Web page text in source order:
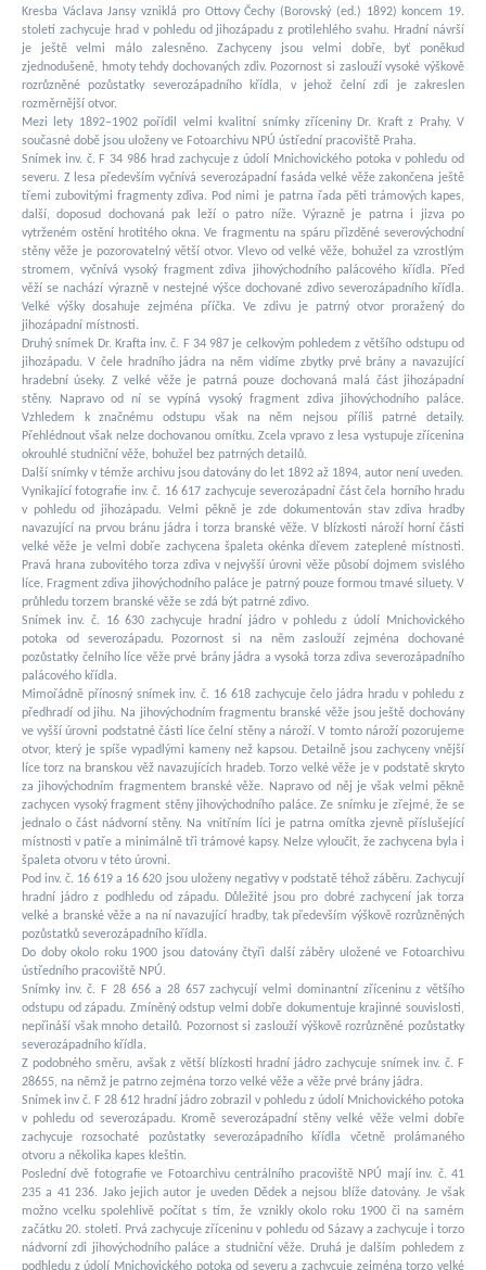
Kresba Václava Jansy vzniklá pro Ottovy Čechy (Borovský (ed.) 1892) koncem 19.
století zachycuje hrad v pohledu od jihozápadu z protilehlého svahu. Hradní návrší
je ještě velmi málo zalesněno. Zachyceny jsou velmi dobře, byť poněkud
zjednodušeně, hmoty tehdy dochovaných zdiv. Pozornost si zaslouží vysoké výškově
rozrůzněné pozůstatky severozápadního křídla, v jehož čelní zdi je zakreslen
rozměrnější otvor.
Mezi lety 1892–1902 pořídil velmi kvalitní snímky zříceniny Dr. Kraft z Prahy. V
současné době jsou uloženy ve Fotoarchivu NPÚ ústřední pracoviště Praha.
Snímek inv. č. F 34 986 hrad zachycuje z údolí Mnichovického potoka v pohledu od
severu. Z lesa především vyčnívá severozápadní fasáda velké věže zakončena ještě
třemi zubovitými fragmenty zdiva. Pod nimi je patrna řada pěti trámových kapes,
další, doposud dochovaná pak leží o patro níže. Výrazně je patrna i jizva po
vytrženém ostění hrotitého okna. Ve fragmentu na spáru přizděné severovýchodní
stěny věže je pozorovatelný větší otvor. Vlevo od velké věže, bohužel za vzrostlým
stromem, vyčnívá vysoký fragment zdiva jihovýchodního palácového křídla. Před
věží se nachází výrazně v nestejné výšce dochované zdivo severozápadního křídla.
Velké výšky dosahuje zejména příčka. Ve zdivu je patrný otvor proražený do
jihozápadní místnosti.
Druhý snímek Dr. Krafta inv. č. F 34 987 je celkovým pohledem z většího odstupu od
jihozápadu. V čele hradního jádra na něm vidíme zbytky prvé brány a navazující
hradební úseky. Z velké věže je patrná pouze dochovaná malá část jihozápadní
stěny. Napravo od ní se vypíná vysoký fragment zdiva jihovýchodního paláce.
Vzhledem k značnému odstupu však na něm nejsou příliš patrné detaily.
Přehlédnout však nelze dochovanou omítku. Zcela vpravo z lesa vystupuje zřícenina
okrouhlé studniční věže, bohužel bez patrných detailů.
Další snímky v témže archivu jsou datovány do let 1892 až 1894, autor není uveden.
Vynikající fotografie inv. č. 16 617 zachycuje severozápadní část čela horního hradu
v pohledu od jihozápadu. Velmi pěkně je zde dokumentován stav zdiva hradby
navazující na prvou bránu jádra i torza branské věže. V blízkosti nároží horní části
velké věže je velmi dobře zachycena špaleta okénka dřevem zateplené místnosti.
Pravá hrana zubovitého torza zdiva v nejvyšší úrovni věže působí dojmem svislého
líce. Fragment zdiva jihovýchodního paláce je patrný pouze formou tmavé siluety. V
průhledu torzem branské věže se zdá být patrné zdivo.
Snímek inv. č. 16 630 zachycuje hradní jádro v pohledu z údolí Mnichovického
potoka od severozápadu. Pozornost si na něm zaslouží zejména dochované
pozůstatky čelního líce věže prvé brány jádra a vysoká torza zdiva severozápadního
palácového křídla.
Mimořádně přínosný snímek inv. č. 16 618 zachycuje čelo jádra hradu v pohledu z
předhradí od jihu. Na jihovýchodním fragmentu branské věže jsou ještě dochovány
ve vyšší úrovni podstatné části líce čelní stěny a nároží. V tomto nároží pozorujeme
otvor, který je spíše vypadlými kameny než kapsou. Detailně jsou zachyceny vnější
líce torz na branskou věž navazujících hradeb. Torzo velké věže je v podstatě skryto
za jihovýchodním fragmentem branské věže. Napravo od něj je však velmi pěkně
zachycen vysoký fragment stěny jihovýchodního paláce. Ze snímku je zřejmé, že se
jednalo o část nádvorní stěny. Na vnitřním líci je patrna omítka zjevně příslušející
místnosti v patře a minimálně tři trámové kapsy. Nelze vyloučit, že zachycena byla i
špaleta otvoru v této úrovni.
Pod inv. č. 16 619 a 16 620 jsou uloženy negativy v podstatě téhož záběru. Zachycují
hradní jádro z podhledu od západu. Důležité jsou pro dobré zachycení jak torza
velké a branské věže a na ní navazující hradby, tak především výškově rozrůzněných
pozůstatků severozápadního křídla.
Do doby okolo roku 1900 jsou datovány čtyři další záběry uložené ve Fotoarchivu
ústředního pracoviště NPÚ.
Snímky inv. č. F 28 656 a 28 657 zachycují velmi dominantní zříceninu z většího
odstupu od západu. Zmíněný odstup velmi dobře dokumentuje krajinné souvislosti,
nepřináší však mnoho detailů. Pozornost si zaslouží výškově rozrůzněné pozůstatky
severozápadního křídla.
Z podobného směru, avšak z větší blízkosti hradní jádro zachycuje snímek inv. č. F
28655, na němž je patrno zejména torzo velké věže a věže prvé brány jádra.
Snímek inv č. F 28 612 hradní jádro zobrazil v pohledu z údolí Mnichovického potoka
v pohledu od severozápadu. Kromě severozápadní stěny velké věže velmi dobře
zachycuje rozsochaté pozůstatky severozápadního křídla včetně prolámaného
otvoru a několika kapes kleštin.
Poslední dvě fotografie ve Fotoarchivu centrálního pracoviště NPÚ mají inv. č. 41
235 a 41 236. Jako jejich autor je uveden Dědek a nejsou blíže datovány. Je však
možno vcelku spolehlivě počítat s tím, že vznikly okolo roku 1900 či na samém
začátku 20. století. Prvá zachycuje zříceninu v pohledu od Sázavy a zachycuje i torzo
nádvorní zdi jihovýchodního paláce a studniční věže. Druhá je dalším pohledem z
podhledu z údolí Mnichovického potoka od severu a zachycuje zejména torzo velké